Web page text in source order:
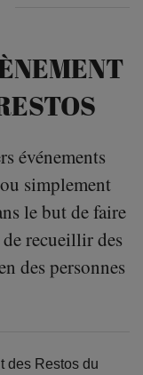
événements
simplement
le but de faire
recueillir des
des personnes
des Restos du